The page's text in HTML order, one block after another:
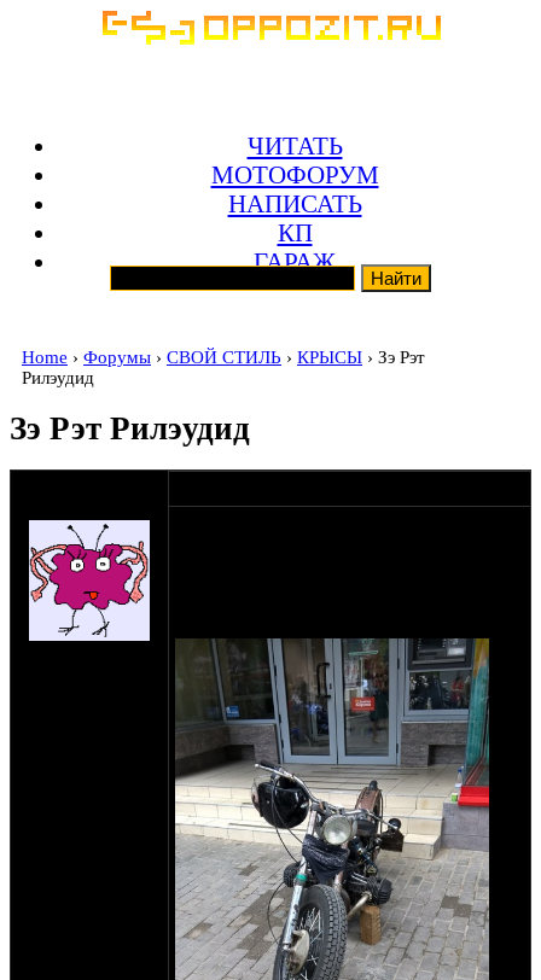
ЧИТАТЬ
МОТОФОРУМ
НАПИСАТЬ
КП
ГАРАЖ
Home › Форумы › СВОЙ СТИЛЬ › КРЫСЫ › Зэ Рэт
Рилэудид
Зэ Рэт Рилэудид